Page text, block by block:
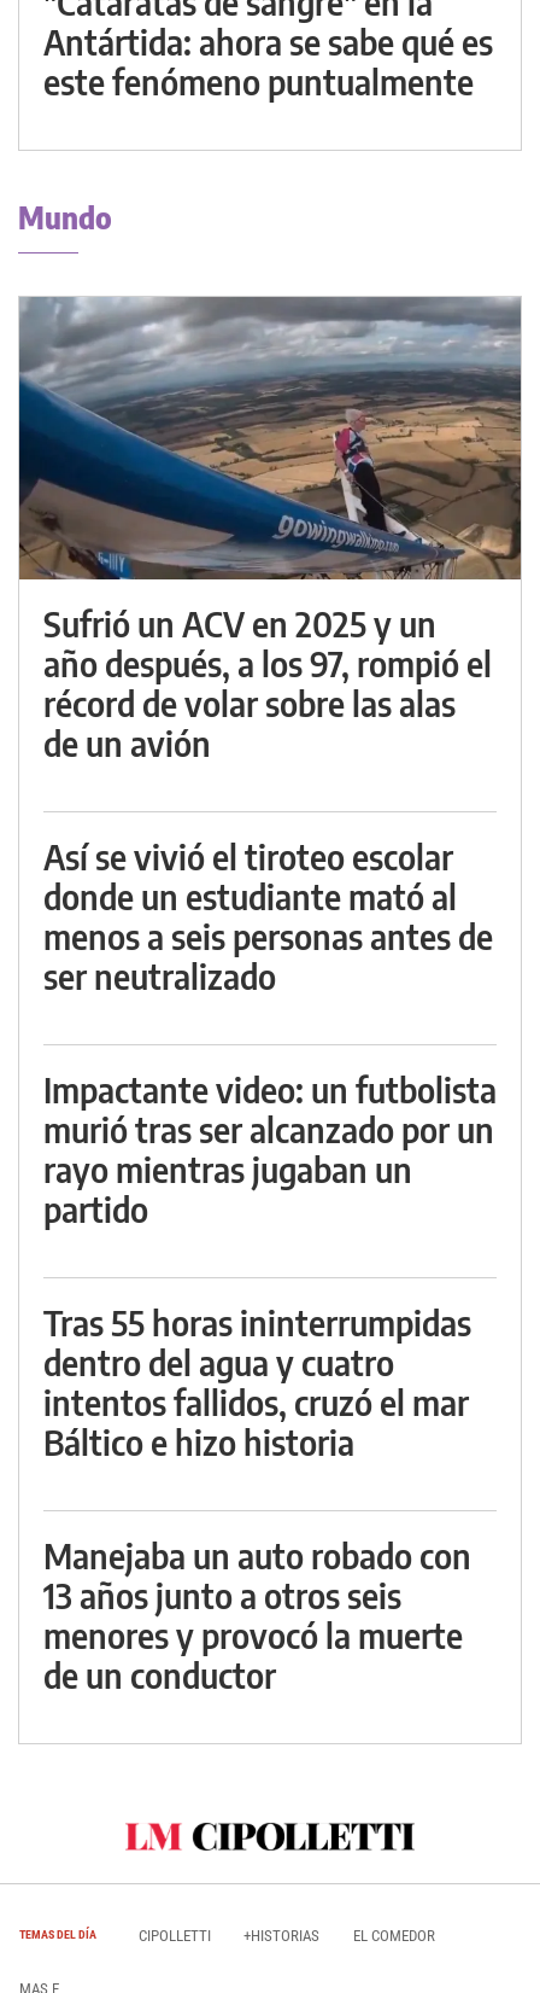
Antártida: ahora se sabe qué es
este fenómeno puntualmente
Mundo
Sufrió un ACV en 2025 y un
año después, a los 97, rompió el
récord de volar sobre las alas
de un avión
Así se vivió el tiroteo escolar
donde un estudiante mató al
menos a seis personas antes de
ser neutralizado
Impactante video: un futbolista
murió tras ser alcanzado por un
rayo mientras jugaban un
partido
Tras 55 horas ininterrumpidas
dentro del agua y cuatro
intentos fallidos, cruzó el mar
Báltico e hizo historia
Manejaba un auto robado con
13 años junto a otros seis
menores y provocó la muerte
de un conductor
TEMAS DEL DÍA CIPOLLETTI +HISTORIAS EL COMEDOR
MAS E